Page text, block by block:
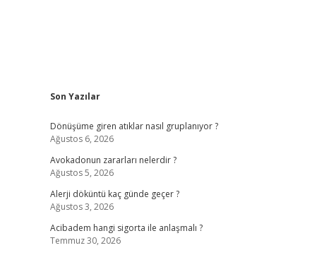
Sidebar
Son Yazılar
Dönüşüme giren atıklar nasıl gruplanıyor ?
Ağustos 6, 2026
Avokadonun zararları nelerdir ?
Ağustos 5, 2026
Alerji döküntü kaç günde geçer ?
Ağustos 3, 2026
Acibadem hangi sigorta ile anlaşmalı ?
Temmuz 30, 2026